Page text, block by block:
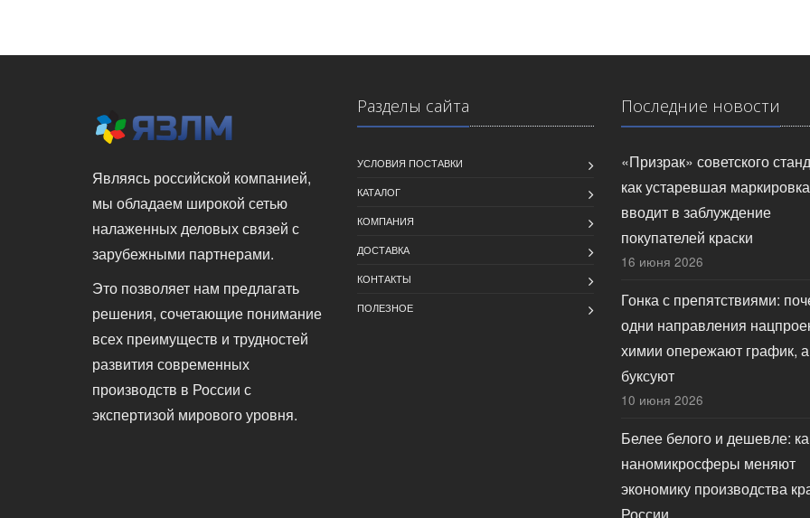
Являясь российской компанией,
мы обладаем широкой сетью
налаженных деловых связей с
зарубежными партнерами.
Это позволяет нам предлагать
решения, сочетающие понимание
всех преимуществ и трудностей
развития современных
производств в России с
экспертизой мирового уровня.
Разделы сайта
УСЛОВИЯ ПОСТАВКИ
КАТАЛОГ
КОМПАНИЯ
ДОСТАВКА
КОНТАКТЫ
ПОЛЕЗНОЕ
Последние новости
«Призрак» советского
как устаревшая маркировка
вводит в заблуждение
покупателей краски
16 июня 2026
Гонка с препятствиями:
одни направления
химии опережают график,
буксуют
10 июня 2026
Белее белого и дешевле:
наномикросферы меняют
экономику производства